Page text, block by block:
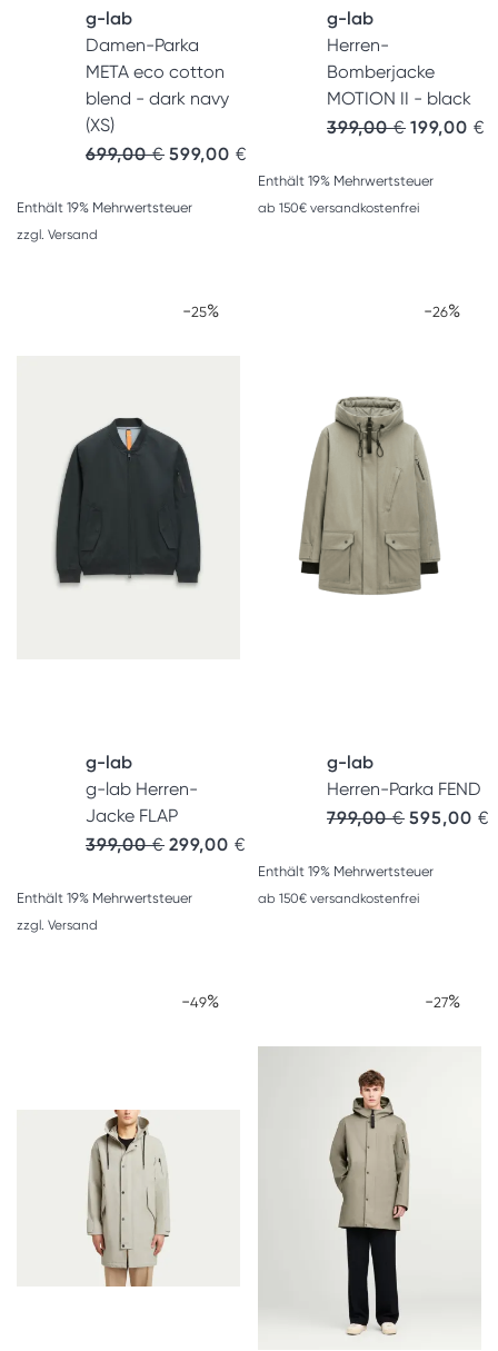
g-lab
Damen-Parka
META eco cotton
blend - dark navy
(XS)
699,00€ Ursprünglicher Preis war: 699,00 €
599,00 €
Enthält 19% Mehrwertsteuer
zzgl. Versand
g-lab
Herren-
Bomberjacke
MOTION II - black
399,00€ 199,00 €
Enthält 19% Mehrwertsteuer
ab 150€ versandkostenfrei
-25%
g-lab
g-lab Herren-
Jacke FLAP
399,00€ 299,00 €
Enthält 19% Mehrwertsteuer
zzgl. Versand
-26%
g-lab
Herren-Parka FEND
799,00€ 595,00 €
Enthält 19% Mehrwertsteuer
ab 150€ versandkostenfrei
-49% -27%